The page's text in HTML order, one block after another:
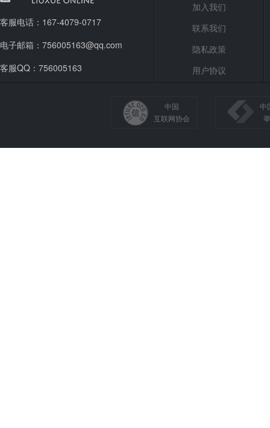
客服电话：167-4079-0717
电子邮箱：756005163@qq.com
客服QQ：756005163
加入我们
联系我们
隐私政策
用户协议
中国
互联网协会
中